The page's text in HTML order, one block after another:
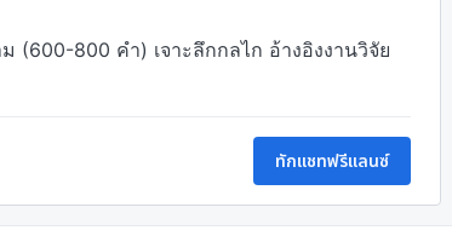
(600-800 คำ) เจาะลึกกลไก อ้างอิงงานวิจัย
ทักแชทฟรีแลนซ์